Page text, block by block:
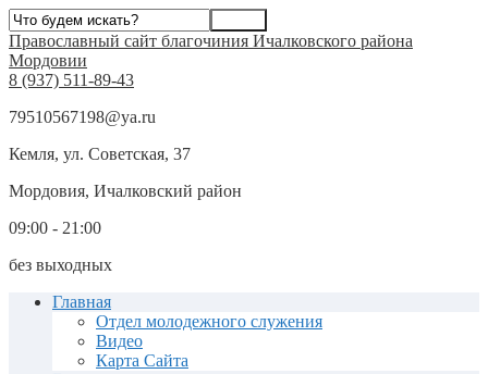
Православный сайт благочиния Ичалковского района
Мордовии
8 (937) 511-89-43
79510567198@ya.ru
Кемля, ул. Советская, 37
Мордовия, Ичалковский район
09:00 - 21:00
без выходных
Главная
Отдел молодежного служения
Видео
Карта Сайта